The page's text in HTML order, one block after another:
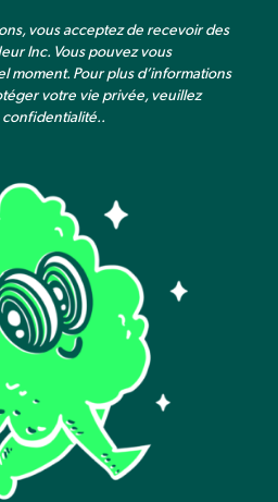
vous acceptez de recevoir des
Inc. Vous pouvez vous
moment. Pour plus d’informations
votre vie privée, veuillez
confidentialité..